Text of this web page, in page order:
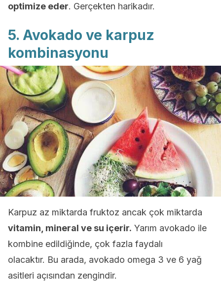
optimize eder. Gerçekten harikadır.
5. Avokado ve karpuz
kombinasyonu
Karpuz az miktarda fruktoz ancak çok miktarda
vitamin, mineral ve su içerir. Yarım avokado ile
kombine edildiğinde, çok fazla faydalı
olacaktır. Bu arada, avokado omega 3 ve 6 yağ
asitleri açısından zengindir.